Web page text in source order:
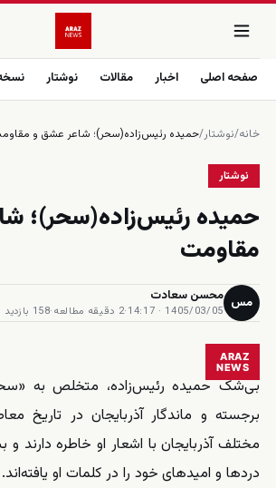
صفحه اصلی اخبار مقالات نوشتار
خانه/نوشتار/حمیده رئیس‌زاده(سحر)؛ شاعر عشق و
نوشتار
حمیده رئیس‌زاده(سحر)؛
مقاومت
مس محسن سعادت
1405/03/05 · 14:17
·2 دقیقه مطالعه ·158 بازدید
ARAZ
NEWS
بی‌شک حمیده رئیس‌زاده، متخلص به
برجسته و ماندگار آذربایجان در تاریخ
مختلف آذربایجان با اشعار او خاطره دارند
دردها و امیدهای خود را در کلمات او